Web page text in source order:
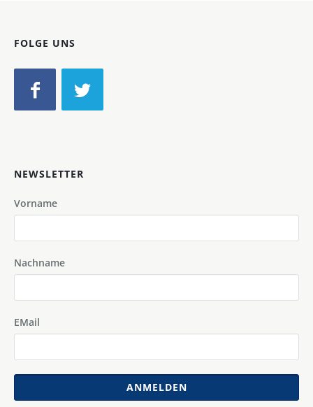
FOLGE UNS
NEWSLETTER
Vorname
Nachname
EMail
ANMELDEN